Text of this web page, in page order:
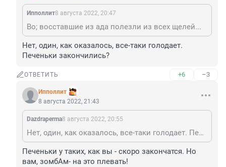
Ипполлит8 августа 2022, 20:47
Во; восставшие из ада полезли из всех щелей...
Нет, один, как оказалось, все-таки голодает.
Печеньки закончились?
ОТВЕТИТЬ +6 –3
Ипполлит
8 августа 2022, 21:43
Dazdraperma8 августа 2022, 20:55
Нет, один, как оказалось, все-таки голодает. Печеньки закончились?
Печеньки у таких, как вы - скоро закончатся. Но
вам, зомбАм- на это плевать!